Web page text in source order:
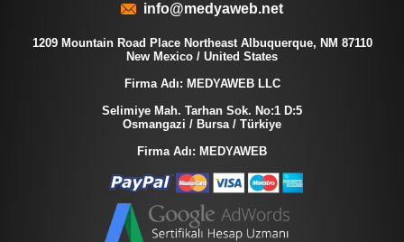
info@medyaweb.net
1209 Mountain Road Place Northeast Albuquerque, NM 87110
New Mexico / United States
Firma Adı: MEDYAWEB LLC
Selimiye Mah. Tarhan Sok. No:1 D:5
Osmangazi / Bursa / Türkiye
Firma Adı: MEDYAWEB